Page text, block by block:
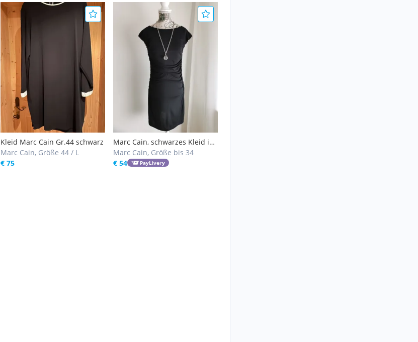
Kleid Marc Cain Gr.44 schwarz
Marc Cain, Größe 44 / L
€ 75
Marc Cain, schwarzes Kleid in
Gr. 34
Marc Cain, Größe bis 34
€ 54
PayLivery